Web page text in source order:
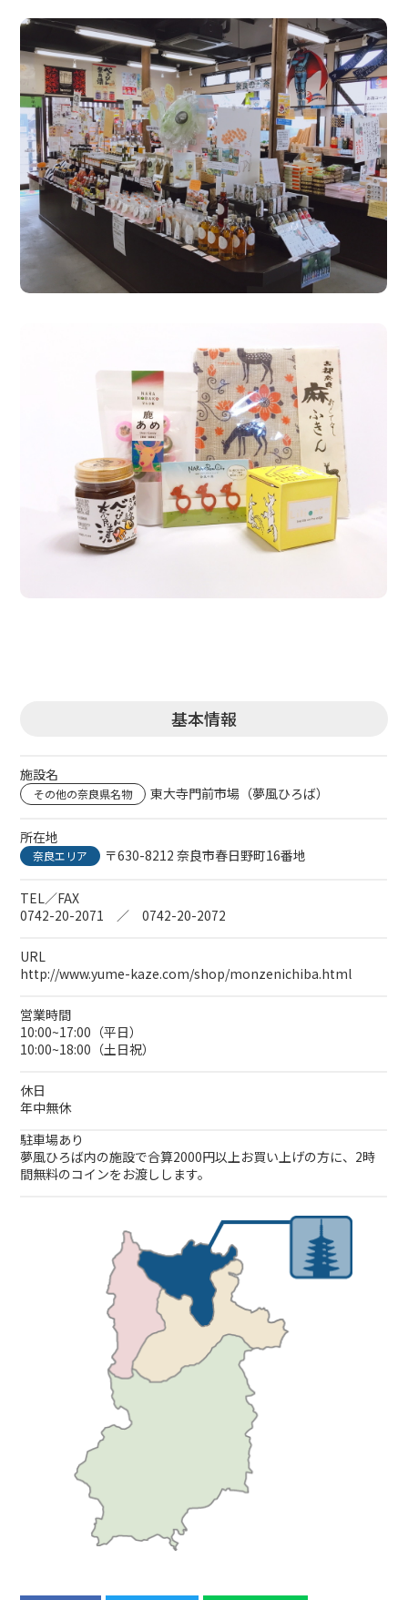
基本情報
施設名
その他の奈良県名物 東大寺門前市場（夢風ひろば）
所在地
奈良エリア 〒630-8212 奈良市春日野町16番地
TEL／FAX
0742-20-2071 ／ 0742-20-2072
URL
http://www.yume-kaze.com/shop/monzenichiba.html
営業時間
10:00~17:00（平日）
10:00~18:00（土日祝）
休日
年中無休
駐車場あり
夢風ひろば内の施設で合算2000円以上お買い上げの方に、2時
間無料のコインをお渡しします。